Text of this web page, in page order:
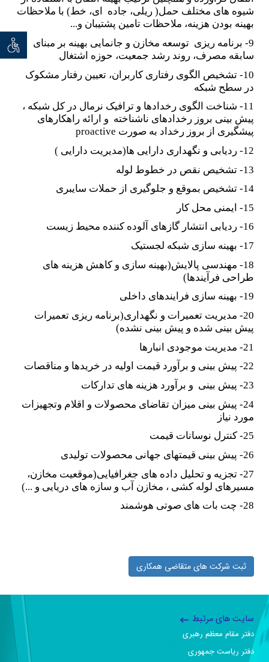
توان
شیوه های مختلف حمل( ریلی، جاده ای، خط) با ملاحظات
بهینه بودن هزینه، ملاحظات تامین پشتیبان و...
9- برنامه ریزی توسعه مخازن و جانمایی بهینه بر مبنای
سابقه مصرف، روند رشد جمعیت، حوزه اشتغال
10- تشخیص الگوی رفتاری کاربران، تعیین رفتار مشکوک
در سطح شبکه
11- شناخت الگوی رخدادها و ترافیک نرمال در کل شبکه ،
پیش بینی بروز رخدادهای ناشناخته و ارائه راهکارهای
پیشگیری از بروز رخداد به صورت proactive
12- ردیابی و نگهداری دارایی ها(مدیریت دارایی )
13- تشخیص نقص در خطوط لوله
14- تشخیص بموقع و جلوگیری از حملات سایبری
15- ایمنی محل کار
16- ردیابی انتشار گازهای آلوده کننده محیط زیست
17- بهینه سازی شبکه لجستیک
18- مهندسی پالایش(بهینه سازی و کاهش هزینه های
طراحی فرآیندها)
19- بهینه سازی فرایندهای داخلی
20- مدیریت تعمیرات و نگهداری(برنامه ریزی تعمیرات
پیش بینی شده و پیش بینی نشده)
21- مدیریت موجودی انبارها
22- پیش بینی و برآورد قیمت اولیه در خریدها و مناقصات
23- پیش بینی و برآورد هزینه های تدارکات
24- پیش بینی میزان تقاضای محصولات و اقلام وتجهیزات
مورد نیاز
25- کنترل نوسانات قیمت
26- پیش بینی قیمتهای جهانی محصولات تولیدی
27- تجزیه و تحلیل داده های جغرافیایی(موقعیت مخازن،
مسیرهای لوله کشی ، مخازن آب و سازه های دریایی و ...)
28- چت بات های صوتی هوشمند
ثبت شرکت های متقاضی همکاری
سایت های مرتبط
دفتر مقام معظم رهبری
دفتر ریاست جمهوری